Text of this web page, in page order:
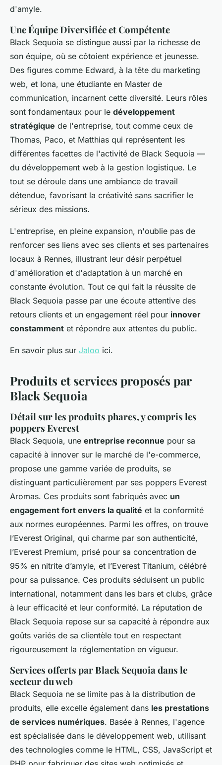
d'amyle.
Une Équipe Diversifiée et Compétente
Black Sequoia se distingue aussi par la richesse de
son équipe, où se côtoient expérience et jeunesse.
Des figures comme Edward, à la tête du marketing
web, et Iona, une étudiante en Master de
communication, incarnent cette diversité. Leurs rôles
sont fondamentaux pour le développement
stratégique de l'entreprise, tout comme ceux de
Thomas, Paco, et Matthias qui représentent les
différentes facettes de l'activité de Black Sequoia —
du développement web à la gestion logistique. Le
tout se déroule dans une ambiance de travail
détendue, favorisant la créativité sans sacrifier le
sérieux des missions.
L'entreprise, en pleine expansion, n'oublie pas de
renforcer ses liens avec ses clients et ses partenaires
locaux à Rennes, illustrant leur désir perpétuel
d'amélioration et d'adaptation à un marché en
constante évolution. Tout ce qui fait la réussite de
Black Sequoia passe par une écoute attentive des
retours clients et un engagement réel pour innover
constamment et répondre aux attentes du public.
En savoir plus sur Jaloo ici.
Produits et services proposés par
Black Sequoia
Détail sur les produits phares, y compris les
poppers Everest
Black Sequoia, une entreprise reconnue pour sa
capacité à innover sur le marché de l'e-commerce,
propose une gamme variée de produits, se
distinguant particulièrement par ses poppers Everest
Aromas. Ces produits sont fabriqués avec un
engagement fort envers la qualité et la conformité
aux normes européennes. Parmi les offres, on trouve
l’Everest Original, qui charme par son authenticité,
l’Everest Premium, prisé pour sa concentration de
95% en nitrite d’amyle, et l’Everest Titanium, célébré
pour sa puissance. Ces produits séduisent un public
international, notamment dans les bars et clubs, grâce
à leur efficacité et leur conformité. La réputation de
Black Sequoia repose sur sa capacité à répondre aux
goûts variés de sa clientèle tout en respectant
rigoureusement la réglementation en vigueur.
Services offerts par Black Sequoia dans le
secteur du web
Black Sequoia ne se limite pas à la distribution de
produits, elle excelle également dans les prestations
de services numériques. Basée à Rennes, l'agence
est spécialisée dans le développement web, utilisant
des technologies comme le HTML, CSS, JavaScript et